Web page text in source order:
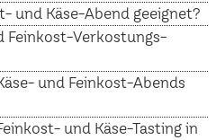
und Käse-Abend geeignet?
Feinkost-Verkostungs-
und Feinkost-Abends
und Käse-Tasting in